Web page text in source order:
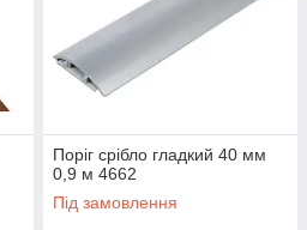
Поріг срібло гладкий 40 мм
0,9 м 4662
Під замовлення